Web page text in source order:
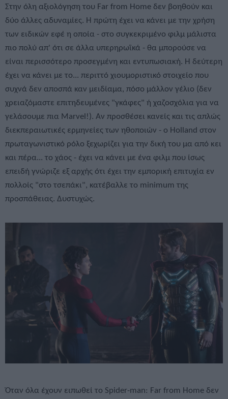
Στην όλη αξιολόγηση του Far from Home δεν βοηθούν και
δύο άλλες αδυναμίες. Η πρώτη έχει να κάνει με την χρήση
των ειδικών εφέ η οποία - στο συγκεκριμένο φιλμ μάλιστα
πιο πολύ απ' ότι σε άλλα υπερηρωϊκά - θα μπορούσε να
είναι περισσότερο προσεγμένη και εντυπωσιακή. Η δεύτερη
έχει να κάνει με το... περιττό χιουμοριστικό στοιχείο που
συχνά δεν αποσπά καν μειδίαμα, πόσο μάλλον γέλιο (δεν
χρειαζόμαστε επιτηδευμένες "γκάφες" ή χαζοσχόλια για να
γελάσουμε πια Marvel!). Αν προσθέσει κανείς και τις απλώς
διεκπεραιωτικές ερμηνείες των ηθοποιών - ο Holland στον
πρωταγωνιστικό ρόλο ξεχωρίζει για την δική του μα από κει
και πέρα... το χάος - έχει να κάνει με ένα φιλμ που ίσως
επειδή γνώριζε εξ αρχής ότι έχει την εμπορική επιτυχία εν
πολλοίς "στο τσεπάκι", κατέβαλλε το minimum της
προσπάθειας. Δυστυχώς.
Όταν όλα έχουν ειπωθεί το Spider-man: Far from Home δεν